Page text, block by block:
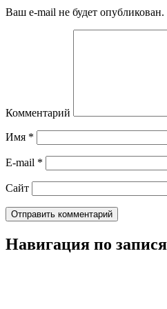
Ваш e-mail не будет опубликован.
Комментарий
Имя *
E-mail *
Сайт
Навигация по